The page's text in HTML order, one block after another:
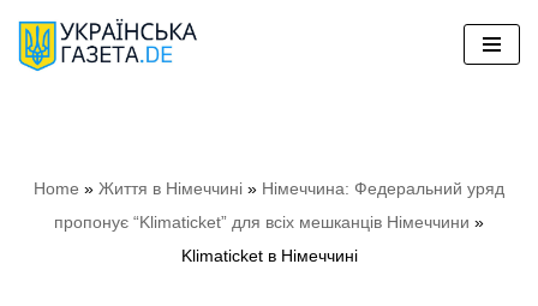
Перейти
Home » Життя в Німеччині » Німеччина: Федеральний уряд
пропонує “Klimaticket” для всіх мешканців Німеччини »
Klimaticket в Німеччині